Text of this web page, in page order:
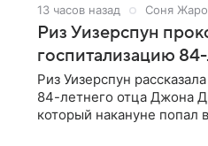
13 часов назад Соня
Риз Уизерспун
госпитализацию
Риз Уизерспун
84-летнего отца Джона
который накануне попал